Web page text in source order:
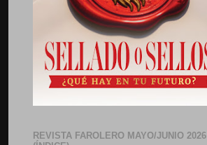
REVISTA FAROLERO MAYO/JUNIO 2026